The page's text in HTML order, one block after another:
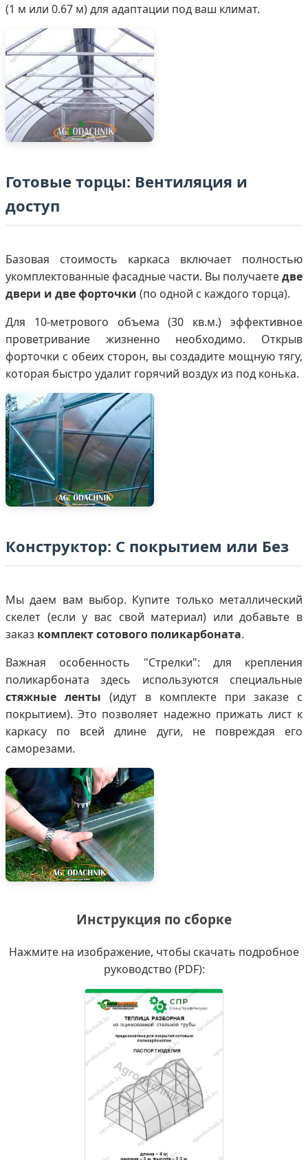
(1 м или 0.67 м) для адаптации под ваш климат.
Готовые торцы: Вентиляция и
доступ
Базовая стоимость каркаса включает полностью
укомплектованные фасадные части. Вы получаетедве
двери и две форточки (по одной с каждого торца).
Для 10-метрового объема (30 кв.м.) эффективное
проветривание жизненно необходимо. Открыв
форточки с обеих сторон, вы создадите мощную тягу,
которая быстро удалит горячий воздух из под конька.
Конструктор: С покрытием или Без
Мы даем вам выбор. Купите только металлический
скелет (если у вас свой материал) или добавьте в
заказ комплект сотового поликарбоната.
Важная особенность "Стрелки": для крепления
поликарбоната здесь используются специальные
стяжные ленты (идут в комплекте при заказе с
покрытием). Это позволяет надежно прижать лист к
каркасу по всей длине дуги, не повреждая его
саморезами.
Инструкция по сборке
Нажмите на изображение, чтобы скачать подробное
руководство (PDF):